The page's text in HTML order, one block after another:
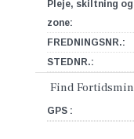
Pleje, skiltning og
zone:
FREDNINGSNR.:
STEDNR.:
Find
GPS :